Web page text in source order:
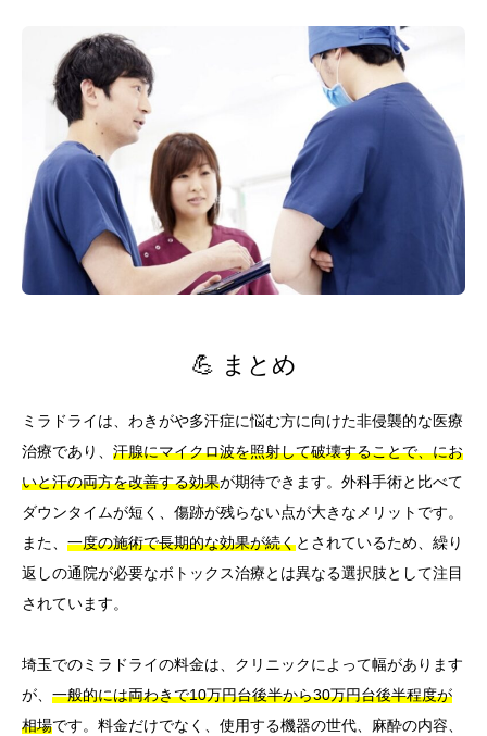
💪 まとめ
ミラドライは、わきがや多汗症に悩む方に向けた非侵襲的な医療
治療であり、 汗腺にマイクロ波を照射して破壊することで、にお
いと汗の両方を改善する効果が期待できます。外科手術と比べて
ダウンタイムが短く、傷跡が残らない点が大きなメリットです。
また、 一度の施術で長期的な効果が続くとされているため、繰り
返しの通院が必要なボトックス治療とは異なる選択肢として注目
されています。
埼玉でのミラドライの料金は、クリニックによって幅があります
が、 一般的には両わきで10万円台後半から30万円台後半程度が
相場です。料金だけでなく、使用する機器の世代、麻酔の内容、